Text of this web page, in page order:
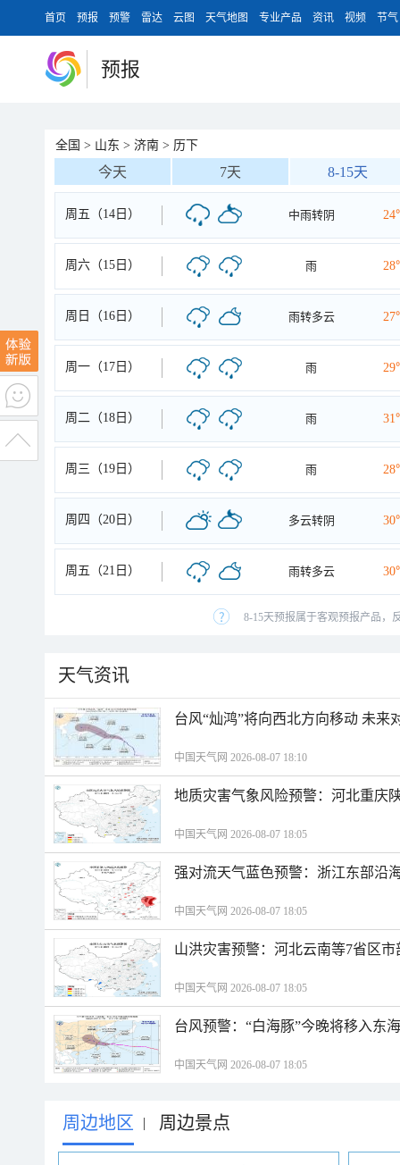
首页 预报 预警 雷达 云图 天气地图 专业产品 资讯 视频 节气
预报
全国 > 山东 > 济南 > 历下
今天 7天 8-15天
周五（14日） 中雨转阴
周六（15日） 雨
周日（16日） 雨转多云
周一（17日） 雨
周二（18日） 雨
周三（19日） 雨
周四（20日） 多云转阴
周五（21日） 雨转多云
8-15天预报属于客观预报产品，
天气资讯
台风“灿鸿”将向西北方向移动 未来
中国天气网 2026-08-07 18:10
地质灾害气象风险预警：河北重庆
中国天气网 2026-08-07 18:05
强对流天气蓝色预警：浙江东部沿
中国天气网 2026-08-07 18:05
山洪灾害预警：河北云南等7省区
中国天气网 2026-08-07 18:05
台风预警：“白海豚”今晚将移入东
中国天气网 2026-08-07 18:05
周边地区 | 周边景点